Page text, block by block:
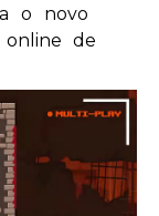
o novo
online de